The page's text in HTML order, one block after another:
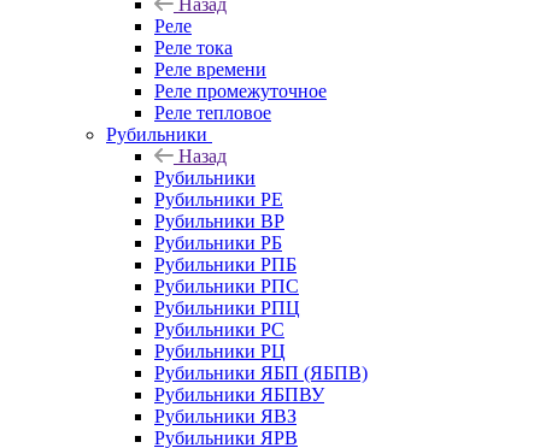
Реле
Реле тока
Реле времени
Реле промежуточное
Реле тепловое
Рубильники
Назад
Рубильники
Рубильники РЕ
Рубильники ВР
Рубильники РБ
Рубильники РПБ
Рубильники РПС
Рубильники РПЦ
Рубильники РС
Рубильники РЦ
Рубильники ЯБП (ЯБПВ)
Рубильники ЯБПВУ
Рубильники ЯВЗ
Рубильники ЯРВ